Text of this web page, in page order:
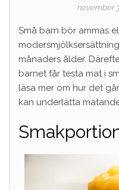
november
Små barn bör ammas
månaders ålder.
barnet får testa mat i
läsa mer om hur det
kan underlätta